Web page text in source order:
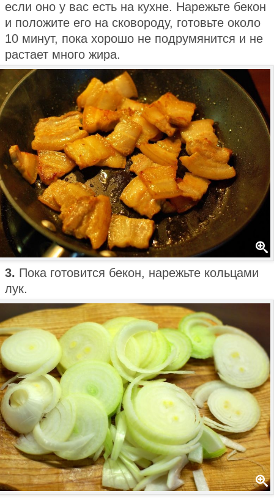
если оно у вас есть на кухне. Нарежьте бекон
и положите его на сковороду, готовьте около
10 минут, пока хорошо не подрумянится и не
растает много жира.
3. Пока готовится бекон, нарежьте кольцами
лук.